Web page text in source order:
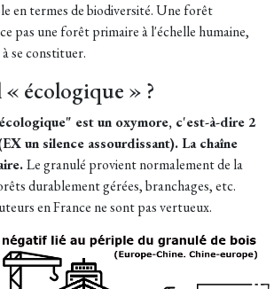
en termes de biodiversité. Une forêt
pas une forêt primaire à l'échelle humaine,
se constituer.
écologique » ?
est un oxymore, c'est-à-dire 2
un silence assourdissant). La chaîne
Le granulé provient normalement de la
durablement gérées, branchages, etc.
en France ne sont pas vertueux.